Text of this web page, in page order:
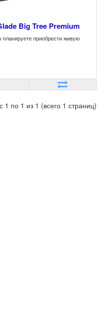
Big Tree Premium
планируете приобрести живую
1 по 1 из 1 (всего 1 страниц)